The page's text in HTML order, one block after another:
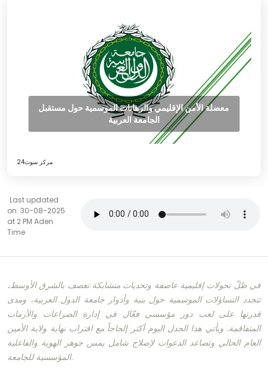
معضلة الأمن الإقليمي والرهانات الموسمية حول مستقبل
الجامعة العربية
مركز سوث24
Last updated
on: 30-08-2025
at 2 PM Aden
Time
في ظلّ تحولات إقليمية عاصفة وتحديات متشابكة تعصف بالشرق الأوسط،
تتجدد التساؤلات الموسمية حول بنية وأدوار جامعة الدول العربية، ومدى
قدرتها على لعب دور مؤسسي فعّال في إدارة الصراعات والأزمات
المتفاقمة. ويأتي هذا الجدل اليوم أكثر إلحاحاً مع اقتراب نهاية ولاية الأمين
العام الحالي وتصاعد الدعوات لإصلاح شامل يمس جوهر الهوية والفاعلية
المؤسسية للجامعة.